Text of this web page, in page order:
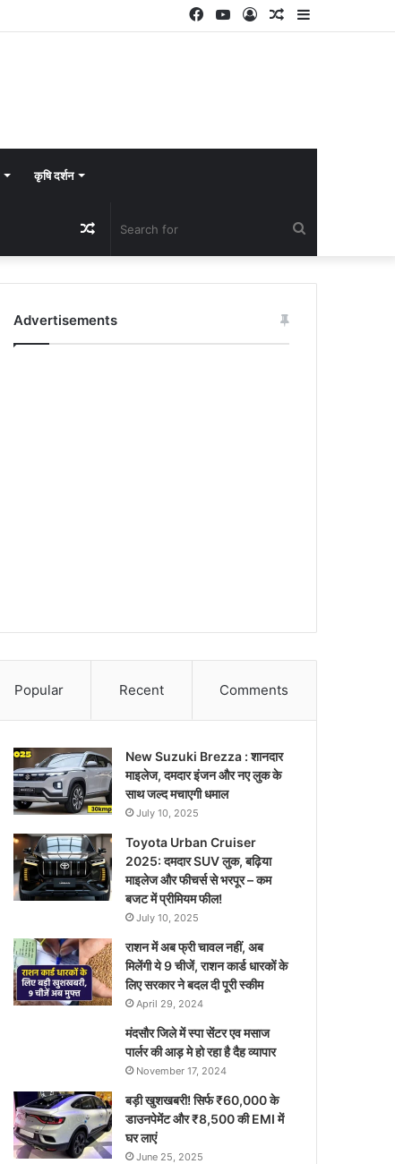
Sidebar
Random
Log
YouTube
Facebook
कृषि दर्शन
for
Random
Article
Advertisements
Popular Recent Comments
New Suzuki Brezza : शानदार
माइलेज, दमदार इंजन और नए लुक के
साथ जल्द मचाएगी धमाल
July 10, 2025
Toyota Urban Cruiser
2025: दमदार SUV लुक, बढ़िया
माइलेज और फीचर्स से भरपूर – कम
बजट में प्रीमियम फील!
July 10, 2025
राशन में अब फ्री चावल नहीं, अब
मिलेंगी ये 9 चीजें, राशन कार्ड धारकों के
लिए सरकार ने बदल दी पूरी स्कीम
April 29, 2024
मंदसौर जिले में स्पा सेंटर एव मसाज
पार्लर की आड़ मे हो रहा है दैह व्यापार
November 17, 2024
बड़ी खुशखबरी! सिर्फ ₹60,000 के
डाउनपेमेंट और ₹8,500 की EMI में
घर लाएं
June 25, 2025